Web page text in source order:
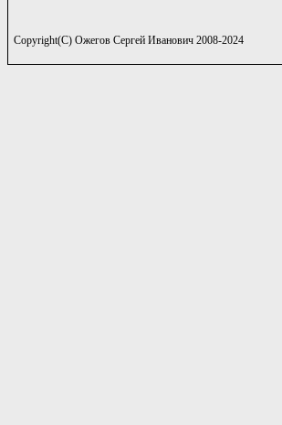
Copyright(C) Ожегов Сергей Иванович 2008-2024